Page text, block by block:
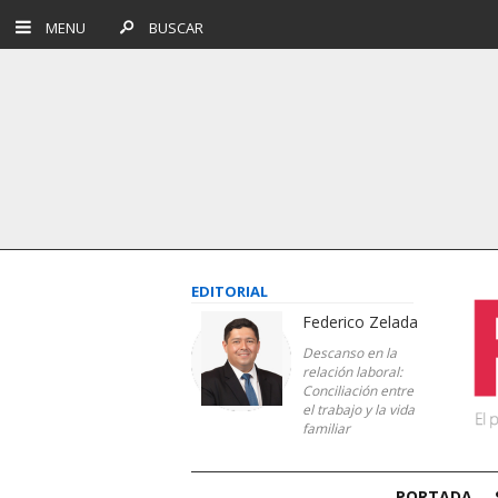
MENU BUSCAR
EDITORIAL
Federico Zelada
Descanso en la
relación laboral:
Conciliación entre
el trabajo y la vida
familiar